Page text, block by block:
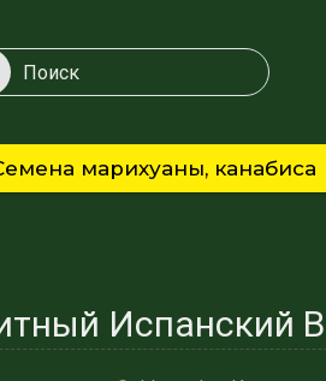
марихуаны, канабиса